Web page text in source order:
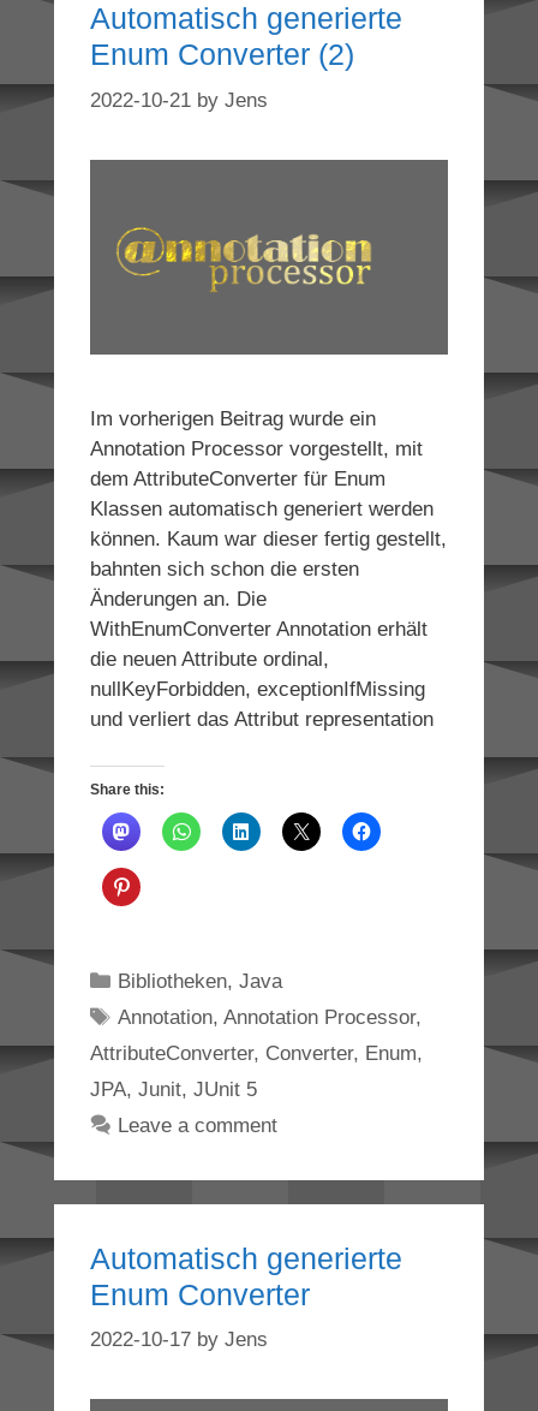
Automatisch generierte
Enum Converter (2)
2022-10-21 by Jens
Im vorherigen Beitrag wurde ein
Annotation Processor vorgestellt, mit
dem AttributeConverter für Enum
Klassen automatisch generiert werden
können. Kaum war dieser fertig gestellt,
bahnten sich schon die ersten
Änderungen an. Die
WithEnumConverter Annotation erhält
die neuen Attribute ordinal,
nullKeyForbidden, exceptionIfMissing
und verliert das Attribut representation
Share this:
Categories
Bibliotheken, Java
Tags
Annotation, Annotation Processor,
AttributeConverter, Converter, Enum,
JPA, Junit, JUnit 5
Leave a comment
Automatisch generierte
Enum Converter
2022-10-17 by Jens